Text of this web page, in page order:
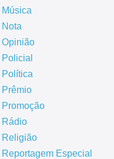
Música
Nota
Opinião
Policial
Política
Prêmio
Promoção
Rádio
Religião
Reportagem Especial